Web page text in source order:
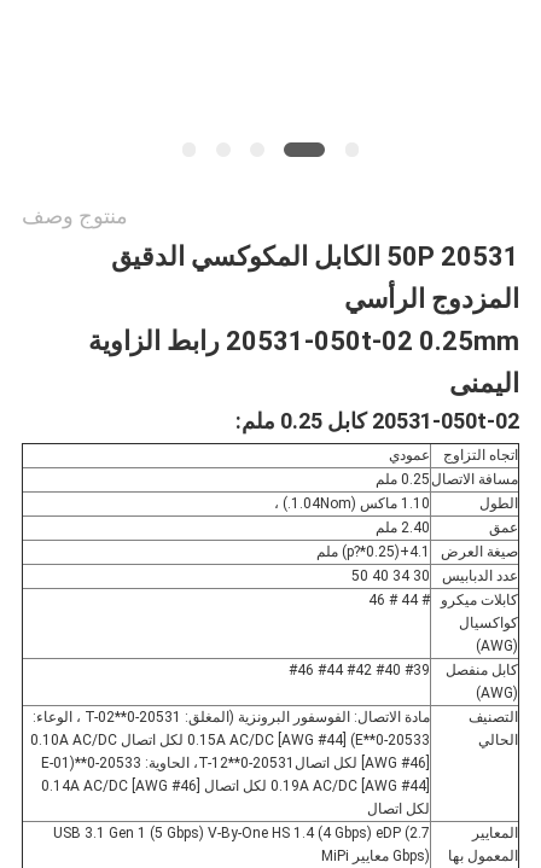
منتوج وصف
20531 50P الكابل المكوكسي الدقيق
المزدوج الرأسي
20531-050t-02 0.25mm رابط الزاوية
اليمنى
20531-050t-02 كابل 0.25 ملم:
اتجاه التزاوج
عمودي
مسافة الاتصال0.25 ملم
الطول
1.10 ماكس (1.04Nom.) ،
عمق
2.40 ملم
صيغة العرض
4.1+(0.25*?p) ملم
عدد الدبابيس
30 34 40 50
كابلات ميكرو
كواكسيال
(AWG)
# 44 # 46
كابل منفصل
(AWG)
#39 #40 #42 #44 #46
التصنيف
الحالي
مادة الاتصال: الفوسفور البرونزية (المغلق: 20531-0**T-02 ، الوعاء:
20533-0**E) 0.15A AC/DC [AWG #44] لكل اتصال 0.10A AC/DC
[AWG #46] لكل اتصال20531-0**T-12، الحاوية: 20533-0**E-01)
0.19A AC/DC [AWG #44] لكل اتصال 0.14A AC/DC [AWG #46]
لكل اتصال
المعايير
المعمول بها
USB 3.1 Gen 1 (5 Gbps) V-By-One HS 1.4 (4 Gbps) eDP (2.7
Gbps) معايير MiPi